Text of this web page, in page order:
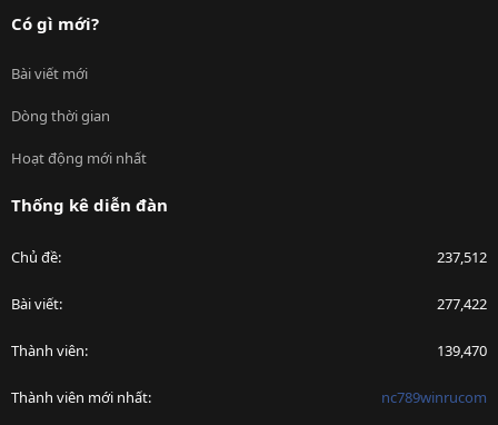
Có gì mới?
Bài viết mới
Dòng thời gian
Hoạt động mới nhất
Thống kê diễn đàn
Chủ đề 237,512
Bài viết 277,422
Thành viên 139,470
Thành viên mới nhất nc789winrucom